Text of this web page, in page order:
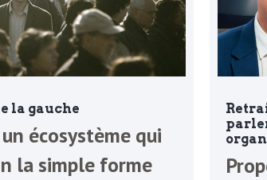
la gauche
écosystème qui
la simple forme